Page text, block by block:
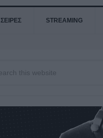
ΣΕΙΡΕΣ STREAMING